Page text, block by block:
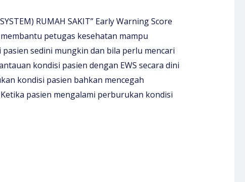
RUMAH SAKIT” Early Warning Score
petugas kesehatan mampu
sedini mungkin dan bila perlu mencari
kondisi pasien dengan EWS secara dini
kondisi pasien bahkan mencegah
pasien mengalami perburukan kondisi